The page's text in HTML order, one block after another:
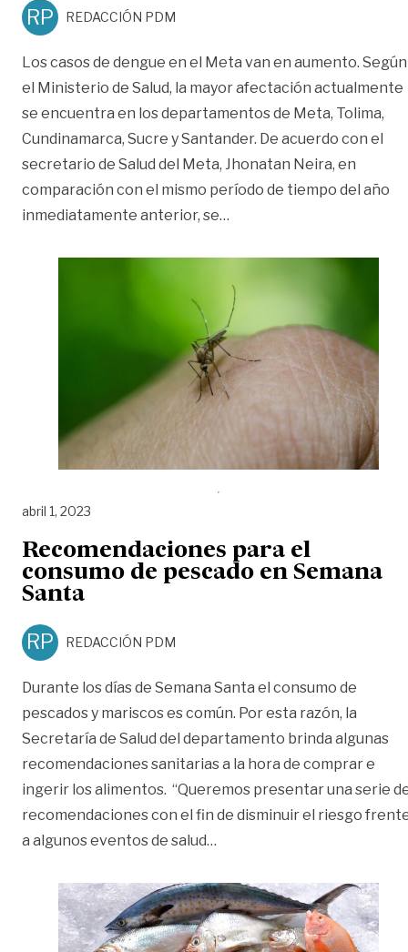
RP REDACCIÓN PDM
Los casos de dengue en el Meta van en aumento. Según
el Ministerio de Salud, la mayor afectación actualmente
se encuentra en los departamentos de Meta, Tolima,
Cundinamarca, Sucre y Santander. De acuerdo con el
secretario de Salud del Meta, Jhonatan Neira, en
comparación con el mismo período de tiempo del año
inmediatamente anterior, se…
abril 1, 2023
Recomendaciones para el
consumo de pescado en Semana
Santa
RP REDACCIÓN PDM
Durante los días de Semana Santa el consumo de
pescados y mariscos es común. Por esta razón, la
Secretaría de Salud del departamento brinda algunas
recomendaciones sanitarias a la hora de comprar e
ingerir los alimentos. “Queremos presentar una serie
recomendaciones con el fin de disminuir el riesgo
a algunos eventos de salud…